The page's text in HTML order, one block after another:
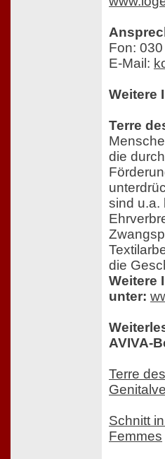
Fon:
E-Mail:
Weitere
Terre
die
sind u.a.
die
Weitere
unter:
AVIVA-
Terre
Schnitt
Femmes